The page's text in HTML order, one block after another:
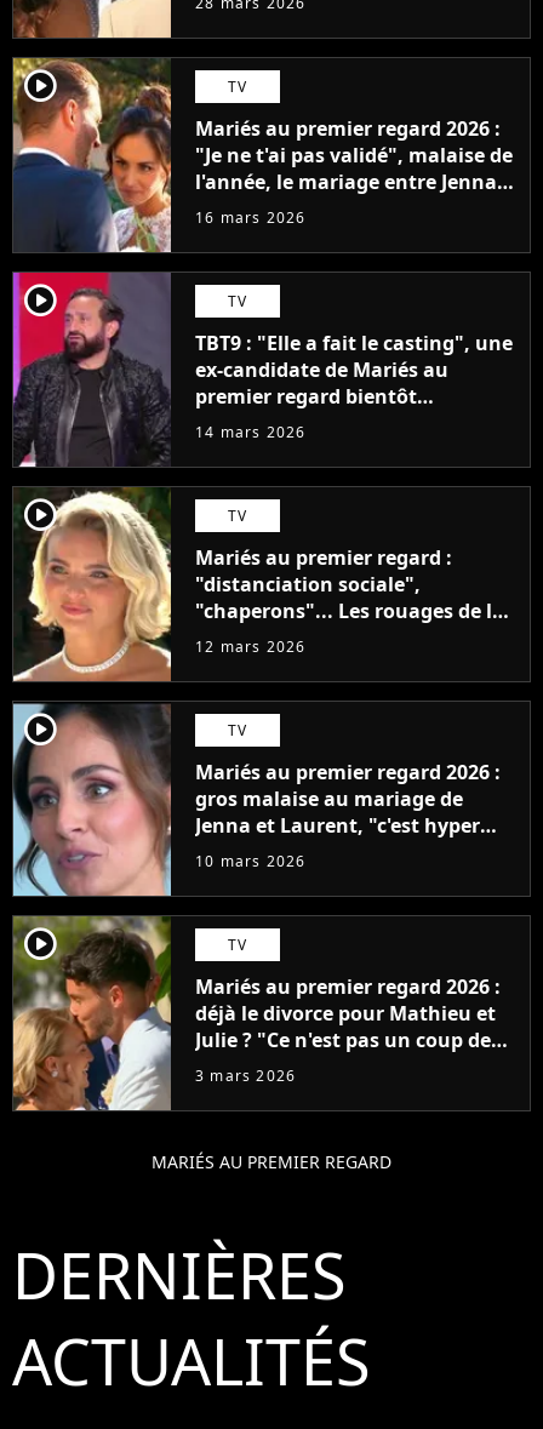
player2 TV
Mariés au premier regard 2026 :
"Je ne t'ai pas validé", malaise de
l'année, le mariage entre Jenna
et Laurent tourne à la
16 mars 2026
player2 TV
TBT9 : "Elle a fait le casting", une
ex-candidate de Mariés au
premier regard bientôt
chroniqueuse de Cyril Hanouna ?
14 mars 2026
player2 TV
Mariés au premier regard :
"distanciation sociale",
"chaperons"... Les rouages de la
production dévoilés
12 mars 2026
player2 TV
Mariés au premier regard 2026 :
gros malaise au mariage de
Jenna et Laurent, "c'est hyper
gênant"
10 mars 2026
player2 TV
Mariés au premier regard 2026 :
déjà le divorce pour Mathieu et
Julie ? "Ce n'est pas un coup de
foudre"
3 mars 2026
MARIÉS AU PREMIER REGARD
DERNIÈRES
ACTUALITÉS